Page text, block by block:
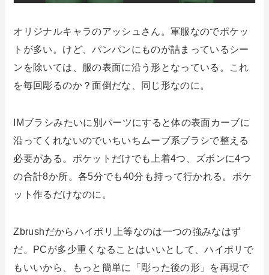
オリジナルキャラのアッシュさん。軍服なのでポケッ
トが多い。けど、パンパンにものが詰まっているシー
ンを除いては、服の表面に沿う形となっている。これ
を毎回彫るのか？面倒だな、同じ形なのに。
IMブラシみたいに別パーツにすると体の表面カーブに
沿ってくれないのでいちいちムーブ系ブラシで整える
必要がある。ポケットだけでも上着4つ、ズボンに4つ
の合計8か所。各5分でも40分も持って行かれる。ポケ
ット作るだけなのに。
Zbrushだからハイポリ上等なのは一つの強みなはず
だ。PCが多少重くなることはいいとして、ハイポリで
もいいから、もっと簡単に「彫った後の形」を再現で